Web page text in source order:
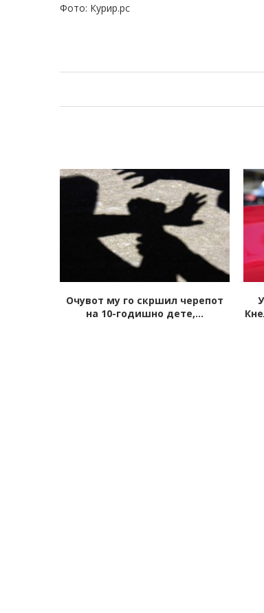
Фото: Курир.рс
Уапсен Дарко Голубовски-
Кнеле – Се распаѓа групата на...